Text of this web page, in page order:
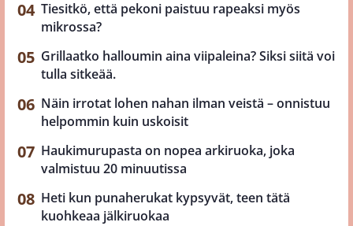
Tiesitkö, että pekoni paistuu rapeaksi myös
mikrossa?
Grillaatko halloumin aina viipaleina? Siksi siitä voi
tulla sitkeää.
Näin irrotat lohen nahan ilman veistä – onnistuu
helpommin kuin uskoisit
Haukimurupasta on nopea arkiruoka, joka
valmistuu 20 minuutissa
Heti kun punaherukat kypsyvät, teen tätä
kuohkeaa jälkiruokaa